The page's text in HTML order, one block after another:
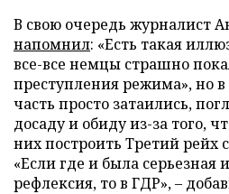
В свою очередь журналист
напомнил: «Есть такая
все-все немцы страшно
преступления режима», но
часть просто затаились,
досаду и обиду из-за того,
них построить Третий рейх
«Если где и была серьезная
рефлексия, то в ГДР», –